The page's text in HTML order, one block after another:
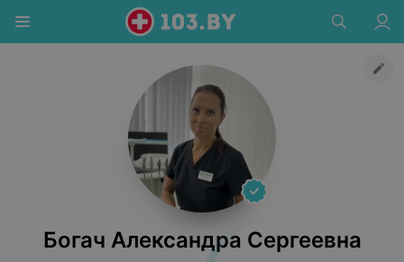
Богач Александра Сергеевна